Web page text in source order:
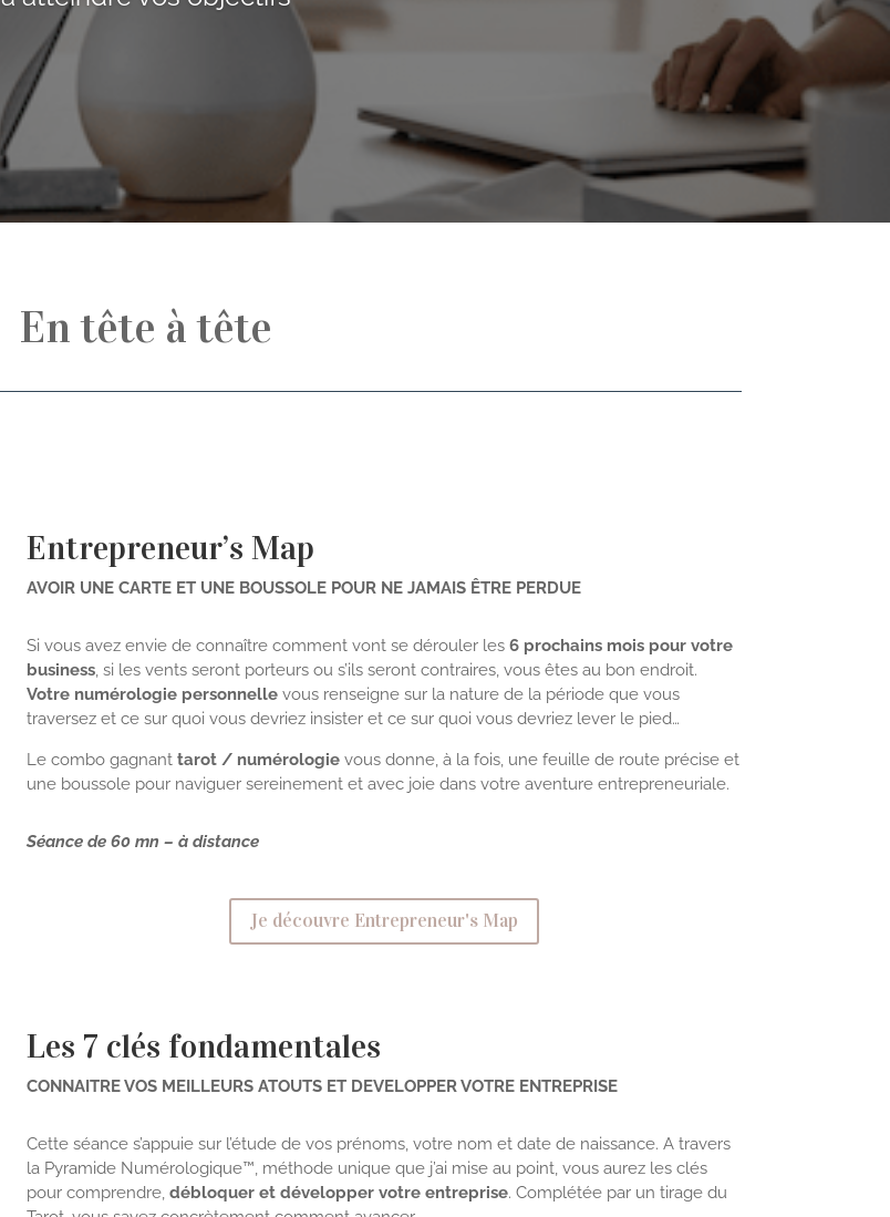
En tête à tête
Entrepreneur’s Map
AVOIR UNE CARTE ET UNE BOUSSOLE POUR NE JAMAIS ÊTRE PERDUE
Si vous avez envie de connaître comment vont se dérouler les6 prochains mois pour votre
business, si les vents seront porteurs ou s’ils seront contraires, vous êtes au bon endroit.
Votre numérologie personnelle vous renseigne sur la nature de la période que vous
traversez et ce sur quoi vous devriez insister et ce sur quoi vous devriez lever le pied…
Le combo gagnanttarot / numérologievous donne, à la fois, une feuille de route précise et
une boussole pour naviguer sereinement et avec joie dans votre aventure entrepreneuriale.
Séance de 60 mn – à distance
Je découvre Entrepreneur's Map
Les 7 clés fondamentales
CONNAITRE VOS MEILLEURS ATOUTS ET DEVELOPPER VOTRE ENTREPRISE
Cette séance s’appuie sur l’étude de vos prénoms, votre nom et date de naissance. A travers
la Pyramide Numérologique™, méthode unique que j’ai mise au point, vous aurez les clés
pour comprendre,débloquer et développer votre entreprise. Complétée par un tirage du